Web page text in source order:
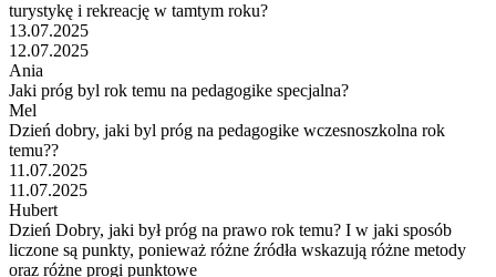
turystykę i rekreację w tamtym roku?
13.07.2025
12.07.2025
Ania
Jaki próg byl rok temu na pedagogike specjalna?
Mel
Dzień dobry, jaki byl próg na pedagogike wczesnoszkolna rok
temu??
11.07.2025
11.07.2025
Hubert
Dzień Dobry, jaki był próg na prawo rok temu? I w jaki sposób
liczone są punkty, ponieważ różne źródła wskazują różne metody
oraz różne progi punktowe